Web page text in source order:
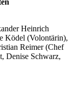
Heinrich
Ködel (Volontärin),
Reimer (Chef
Denise Schwarz,